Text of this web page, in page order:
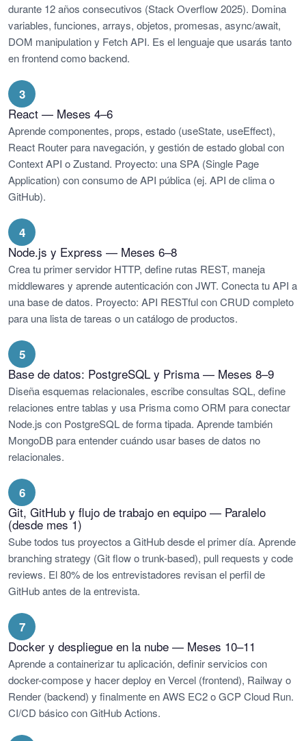
durante 12 años consecutivos (Stack Overflow 2025). Domina
variables, funciones, arrays, objetos, promesas, async/await,
DOM manipulation y Fetch API. Es el lenguaje que usarás tanto
en frontend como backend.
3
React — Meses 4–6
Aprende componentes, props, estado (useState, useEffect),
React Router para navegación, y gestión de estado global con
Context API o Zustand. Proyecto: una SPA (Single Page
Application) con consumo de API pública (ej. API de clima o
GitHub).
4
Node.js y Express — Meses 6–8
Crea tu primer servidor HTTP, define rutas REST, maneja
middlewares y aprende autenticación con JWT. Conecta tu API a
una base de datos. Proyecto: API RESTful con CRUD completo
para una lista de tareas o un catálogo de productos.
5
Base de datos: PostgreSQL y Prisma — Meses 8–9
Diseña esquemas relacionales, escribe consultas SQL, define
relaciones entre tablas y usa Prisma como ORM para conectar
Node.js con PostgreSQL de forma tipada. Aprende también
MongoDB para entender cuándo usar bases de datos no
relacionales.
6
Git, GitHub y flujo de trabajo en equipo — Paralelo
(desde mes 1)
Sube todos tus proyectos a GitHub desde el primer día. Aprende
branching strategy (Git flow o trunk-based), pull requests y code
reviews. El 80% de los entrevistadores revisan el perfil de
GitHub antes de la entrevista.
7
Docker y despliegue en la nube — Meses 10–11
Aprende a containerizar tu aplicación, definir servicios con
docker-compose y hacer deploy en Vercel (frontend), Railway o
Render (backend) y finalmente en AWS EC2 o GCP Cloud Run.
CI/CD básico con GitHub Actions.